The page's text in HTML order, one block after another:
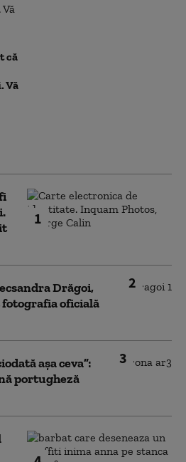
că
Vă
1
2
Drăgoi,
oficială
3
așa ceva”:
portugheză